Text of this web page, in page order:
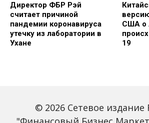
Директор ФБР Рэй
считает причиной
пандемии коронавируса
утечку из лаборатории в
Ухане
США о
19
© 2026 Сетевое